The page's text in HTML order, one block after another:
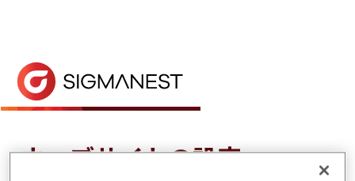
ホーム > ウェブサイトの設定
ウェブサイトの設定